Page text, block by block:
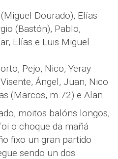
Dourado), Elías
(Bastón), Pablo,
Elías e Luis Miguel
Pejo, Nico, Yeray
Ángel, Juan, Nico
(Marcos, m.72) e Alan.
moitos balóns longos,
o choque da mañá
fixo un gran partido
sendo un dos